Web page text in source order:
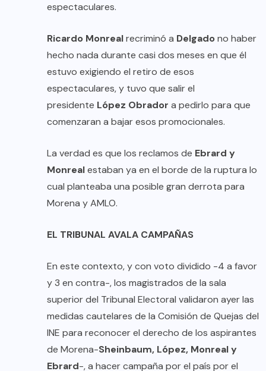
espectaculares.
Ricardo Monrealrecriminó a Delgadono haber
hecho nada durante casi dos meses en que él
estuvo exigiendo el retiro de esos
espectaculares, y tuvo que salir el
presidente López Obrador a pedirlo para que
comenzaran a bajar esos promocionales.
La verdad es que los reclamos de Ebrard y
Monrealestaban ya en el borde de la ruptura lo
cual planteaba una posible gran derrota para
Morena y AMLO.
EL TRIBUNAL AVALA CAMPAÑAS
En este contexto, y con voto dividido -4 a favor
y 3 en contra-, los magistrados de la sala
superior del Tribunal Electoral validaron ayer las
medidas cautelares de la Comisión de Quejas del
INE para reconocer el derecho de los aspirantes
de Morena-Sheinbaum, López, Monreal y
Ebrard-, a hacer campaña por el país por el